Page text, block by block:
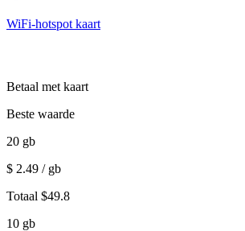
WiFi-hotspot kaart
Betaal met kaart
Beste waarde
20 gb
$ 2.49 / gb
Totaal $49.8
10 gb